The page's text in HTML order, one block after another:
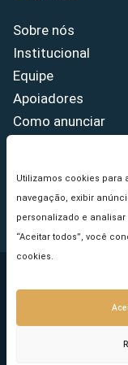
Utilizamos cookies para
navegação, exibir
personalizado e
“Aceitar todos”, você
cookies.
Sobre nós
Institucional
Equipe
Apoiadores
Como anunciar
Princípios
Copyright ©